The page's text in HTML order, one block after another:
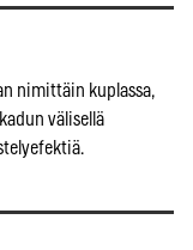
nimittäin kuplassa,
välisellä